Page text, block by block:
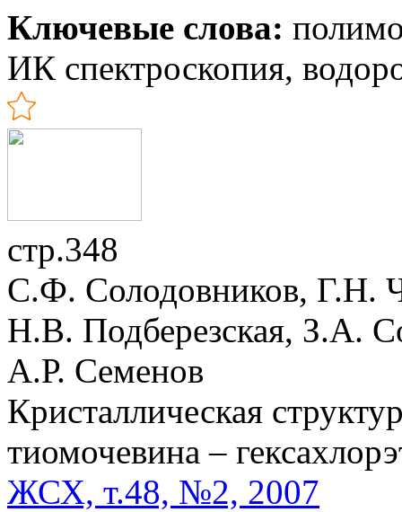
Ключевые слова:
ИК спектроскопия,
стр.348
С.Ф. Солодовников, Г.Н.
Н.В. Подберезская, З.А.
А.Р. Семенов
Кристаллическая
тиомочевина –
ЖСХ, т.48, №2, 2007